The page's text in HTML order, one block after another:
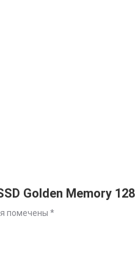
Golden Memory
помечены *